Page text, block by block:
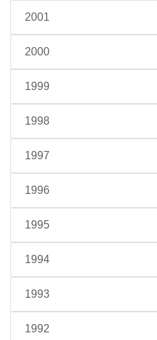
2001
2000
1999
1998
1997
1996
1995
1994
1993
1992